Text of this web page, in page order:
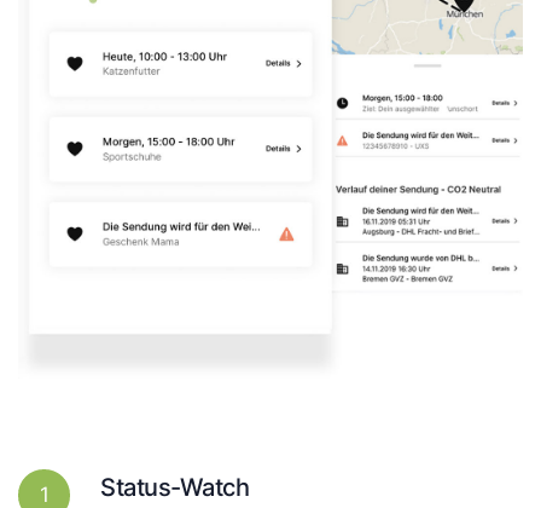
1 Status-Watch